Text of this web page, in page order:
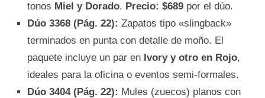
tonos Miel y Dorado. Precio: $689 por el dúo.
Dúo 3368 (Pág. 22): Zapatos tipo «slingback»
terminados en punta con detalle de moño. El
paquete incluye un par en Ivory y otro en Rojo,
ideales para la oficina o eventos semi-formales.
Dúo 3404 (Pág. 22): Mules (zuecos) planos con